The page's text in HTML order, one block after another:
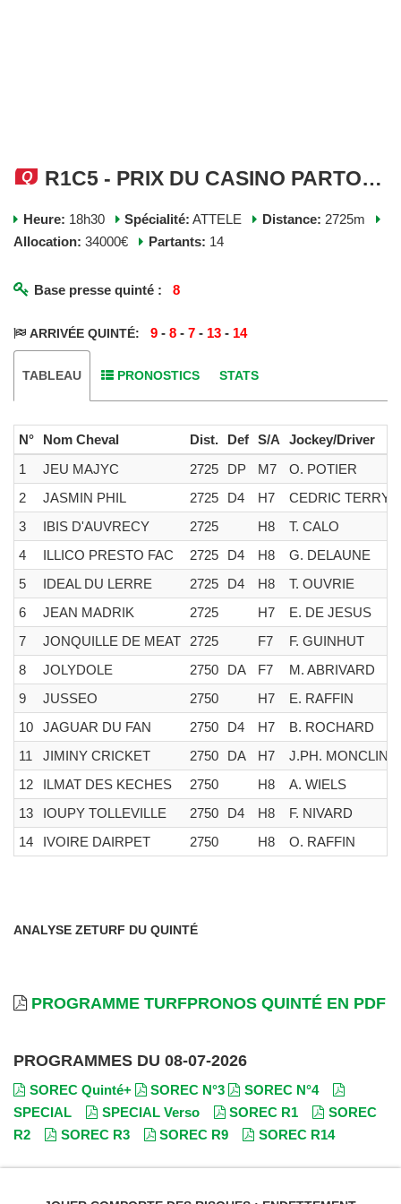
R1C5 - PRIX DU CASINO PARTOUCHE DE PORNICHET - MERCREDI 08 JUILLET 2026
Heure: 18h30 Spécialité: ATTELE Distance: 2725m
Allocation: 34000€ Partants: 14
Base presse quinté : 8
ARRIVÉE QUINTÉ: 9 -8 -7 - 13 - 14
TABLEAU PRONOSTICS STATS
N° Nom Cheval Dist. Def S/A Jockey/Driver
1
JEU MAJYC 2725 DP M7 O. POTIER
2
JASMIN PHIL 2725 D4 H7 CEDRIC TERRY
3
IBIS D'AUVRECY 2725 H8 T. CALO
4
ILLICO PRESTO FAC 2725 D4 H8 G. DELAUNE
5
IDEAL DU LERRE 2725 D4 H8 T. OUVRIE
6
JEAN MADRIK 2725 H7 E. DE JESUS
7
JONQUILLE DE MEAT 2725 F7 F. GUINHUT
8
JOLYDOLE 2750 DA F7 M. ABRIVARD
9
JUSSEO 2750 H7 E. RAFFIN
10
JAGUAR DU FAN 2750 D4 H7 B. ROCHARD
11
JIMINY CRICKET 2750 DA H7 J.PH. MONCLIN
12
ILMAT DES KECHES 2750 H8 A. WIELS
13
IOUPY TOLLEVILLE 2750 D4 H8 F. NIVARD
14
IVOIRE DAIRPET 2750 H8 O. RAFFIN
ANALYSE ZETURF DU QUINTÉ
PROGRAMME TURFPRONOS QUINTÉ EN PDF
PROGRAMMES DU 08-07-2026
SOREC Quinté+ SOREC N°3
SOREC N°4
SPECIAL
SPECIAL Verso SOREC R1
SOREC
R2
SOREC R3 SOREC R9 SOREC R14